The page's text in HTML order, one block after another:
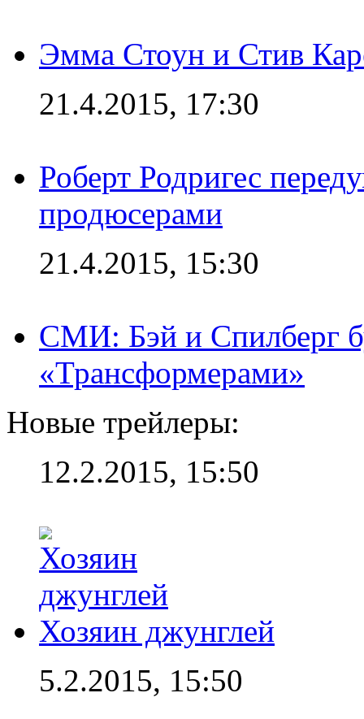
Эмма Стоун и Стив
21.4.2015, 17:30
Роберт Родригес
продюсерами
21.4.2015, 15:30
СМИ: Бэй и Спилберг
«Трансформерами»
Новые трейлеры:
12.2.2015, 15:50
Хозяин джунглей
5.2.2015, 15:50